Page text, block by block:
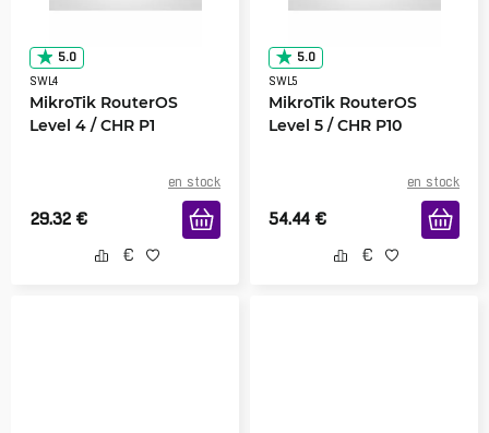
5.0
SWL4
MikroTik RouterOS
Level 4 / CHR P1
en stock
29.32 €
5.0
SWL5
MikroTik RouterOS
Level 5 / CHR P10
en stock
54.44 €